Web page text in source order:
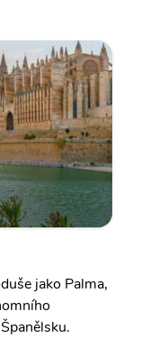
jako Palma,